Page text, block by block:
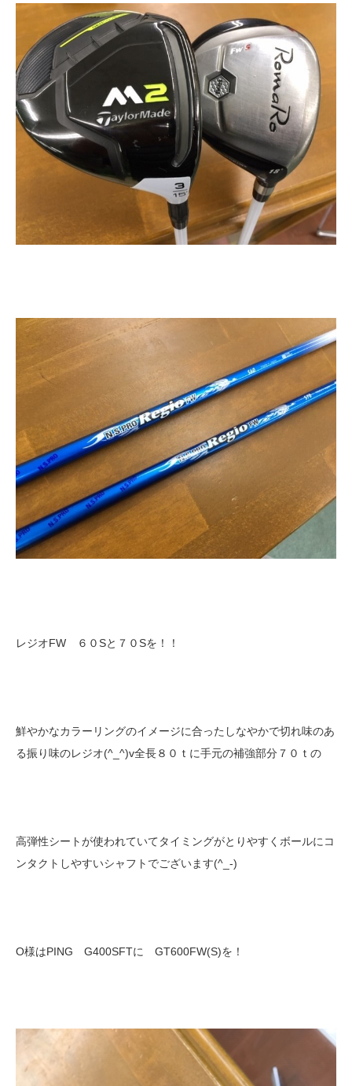
レジオFW ６０Sと７０Sを！！
鮮やかなカラーリングのイメージに合ったしなやかで切れ味のあ
る振り味のレジオ(^_^)v全長８０ｔに手元の補強部分７０ｔの
高弾性シートが使われていてタイミングがとりやすくボールにコ
ンタクトしやすいシャフトでございます(^_-)
O様はPING G400SFTに GT600FW(S)を！